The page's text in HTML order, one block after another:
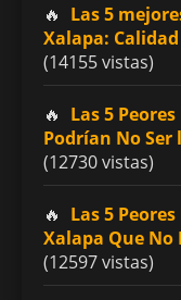
Las 5
Xalapa:
(14155 vistas)
Las 5
Podrían No
(12730 vistas)
Las 5
Xalapa Que No
(12597 vistas)